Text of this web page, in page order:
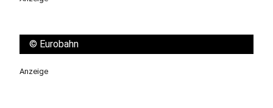
© Eurobahn
Anzeige